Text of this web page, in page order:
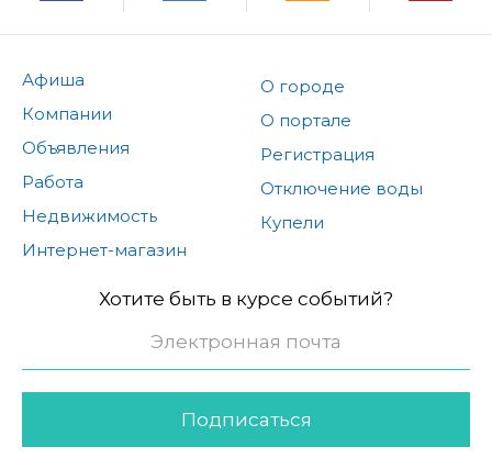
Афиша
Компании
Объявления
Работа
Недвижимость
Интернет-магазин
О городе
О портале
Регистрация
Отключение воды
Купели
Хотите быть в курсе событий?
Подписаться